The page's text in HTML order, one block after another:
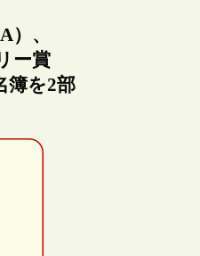
）、
ー賞
簿を2部